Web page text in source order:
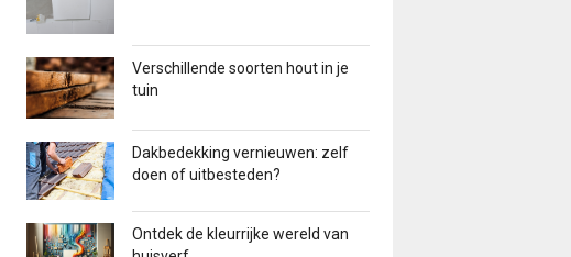
Verschillende soorten hout in je
tuin
Dakbedekking vernieuwen: zelf
doen of uitbesteden?
Ontdek de kleurrijke wereld van